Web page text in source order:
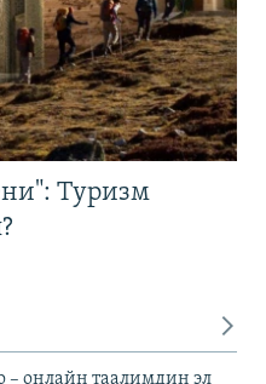
Туризм
– онлайн таалимдин эл